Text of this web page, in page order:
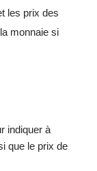
les prix des
monnaie si
indiquer à
que le prix de